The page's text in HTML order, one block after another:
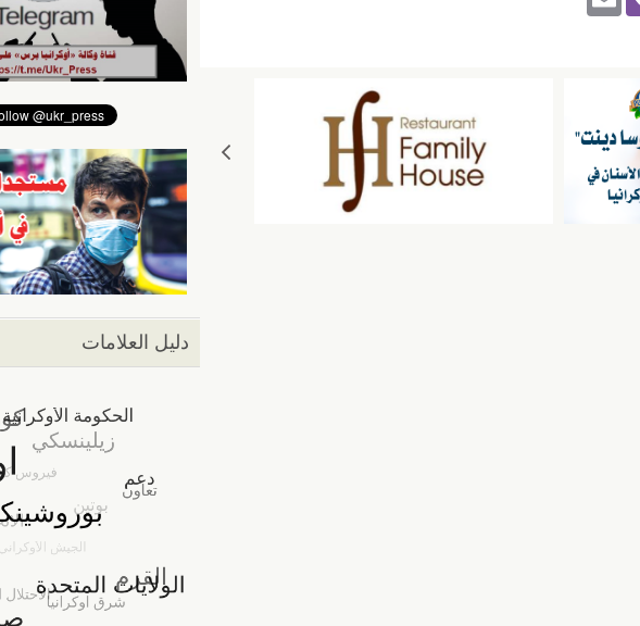
دليل العلامات